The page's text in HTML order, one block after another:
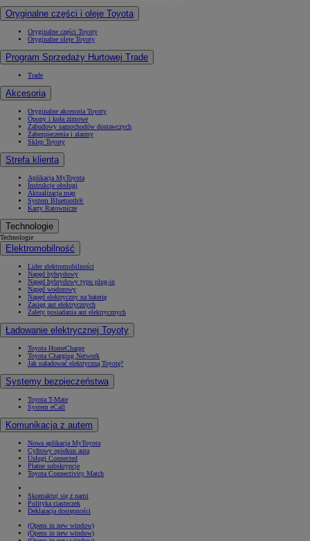
Oryginalne części i oleje Toyota
Oryginalne części Toyoty
Oryginalne oleje Toyoty
Program Sprzedaży Hurtowej Trade
Trade
Akcesoria
Oryginalne akcesoria Toyoty
Opony i koła zimowe
Zabudowy samochodów dostawczych
Zabezpieczenia i alarmy
Sklep Toyoty
Strefa klienta
Aplikacja MyToyota
Instrukcje obsługi
Aktualizacja map
System Bluetooth®
Karty Ratownicze
Technologie
Technologie
Elektromobilność
Lider elektromobilności
Napęd hybrydowy
Napęd hybrydowy typu plug-in
Napęd wodorowy
Napęd elektryczny na baterię
Zasięg aut elektrycznych
Zalety posiadania aut elektrycznych
Ładowanie elektrycznej Toyoty
Toyota HomeCharge
Toyota Charging Network
Jak naładować elektryczną Toyotę?
Systemy bezpieczeństwa
Toyota T-Mate
System eCall
Komunikacja z autem
Nowa aplikacja MyToyota
Cyfrowy opiekun auta
Usługi Connected
Płatne subskrypcje
Toyota Connectivity Match
Skontaktuj się z nami
Polityka ciasteczek
Deklaracja dostępności
(Opens in new window)
(Opens in new window)